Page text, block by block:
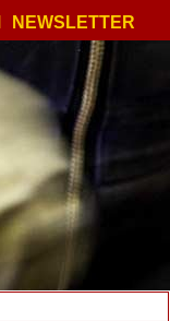
NEWSLETTER